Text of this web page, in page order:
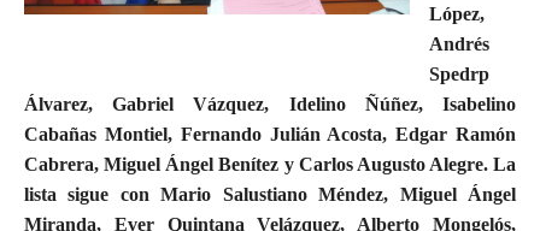
López,
Andrés
Spedrp
Álvarez, Gabriel Vázquez, Idelino Ñúñez, Isabelino
Cabañas Montiel, Fernando Julián Acosta, Edgar Ramón
Cabrera, Miguel Ángel Benítez y Carlos Augusto Alegre. La
lista sigue con Mario Salustiano Méndez, Miguel Ángel
Miranda, Ever Quintana Velázquez, Alberto Mongelós,